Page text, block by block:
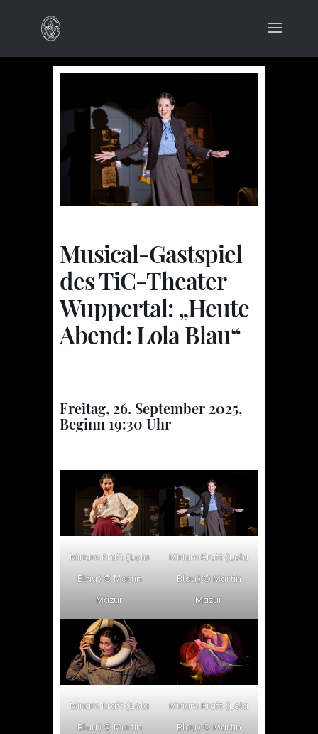
Musical-Gastspiel
des TiC-Theater
Wuppertal: „Heute
Abend: Lola Blau“
Freitag, 26. September 2025,
Beginn 19:30 Uhr
Miriam Kraft (Lola
Blau) © Martin
Mazur
Miriam Kraft (Lola
Blau) © Martin
Mazur
Miriam Kraft (Lola
Blau) © Martin
Miriam Kraft (Lola
Blau) © Martin